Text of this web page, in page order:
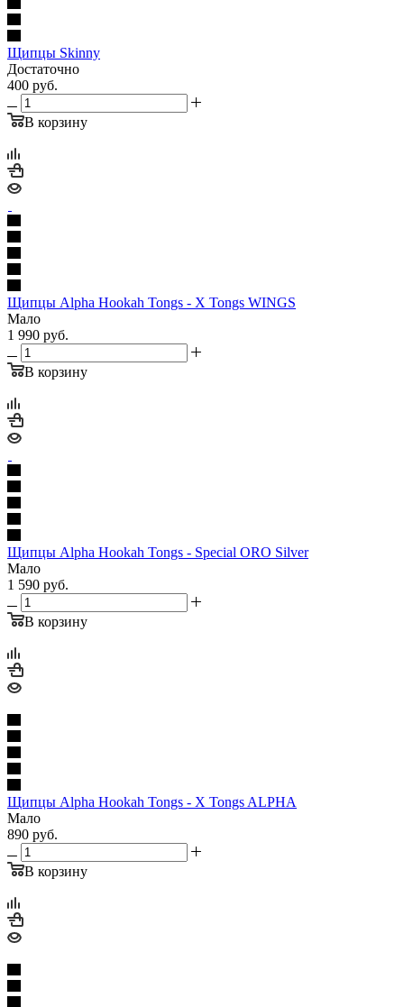
Щипцы Skinny
Достаточно
400 руб.
В корзину
Щипцы Alpha Hookah Tongs - X Tongs WINGS
Мало
1 990 руб.
В корзину
Щипцы Alpha Hookah Tongs - Special ORO Silver
Мало
1 590 руб.
В корзину
Щипцы Alpha Hookah Tongs - X Tongs ALPHA
Мало
890 руб.
В корзину